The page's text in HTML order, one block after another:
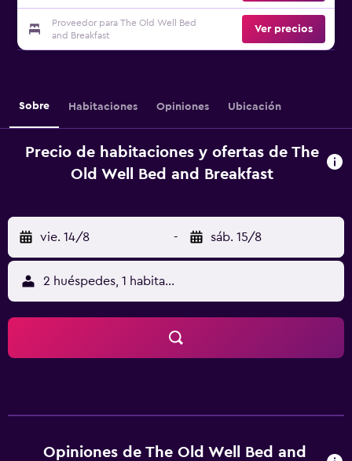
Proveedor para The Old Well Bed
and Breakfast
Ver precios
Sobre Habitaciones Opiniones Ubicación
Precio de habitaciones y ofertas de The
Old Well Bed and Breakfast
vie. 14/8 - sáb. 15/8
2 huéspedes, 1 habitación
Opiniones de The Old Well Bed and